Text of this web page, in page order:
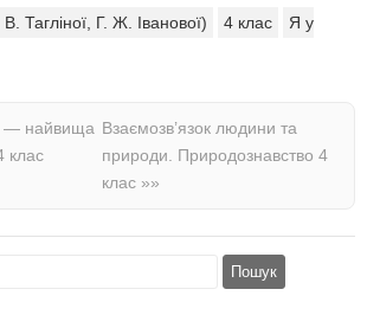
Тагліної, Г. Ж. Іванової) 4 клас
Я у
— найвища
клас
Взаємозв’язок людини та
природи. Природознавство 4
клас »»